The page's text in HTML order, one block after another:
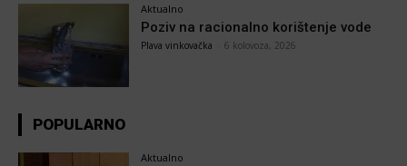
Aktualno
Poziv na racionalno korištenje vode
Plava vinkovačka 6 kolovoza, 2026
POPULARNO
Aktualno